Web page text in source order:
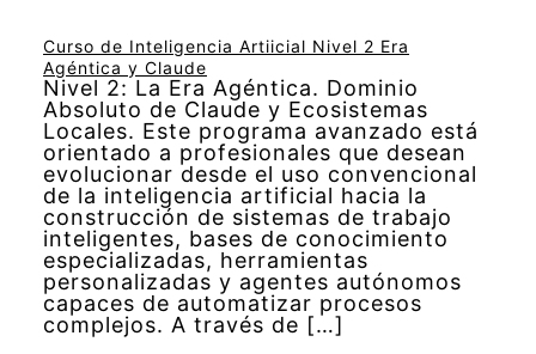
Curso de Inteligencia Artiicial Nivel 2 Era
Agéntica y Claude
Nivel 2: La Era Agéntica. Dominio
Absoluto de Claude y Ecosistemas
Locales. Este programa avanzado está
orientado a profesionales que desean
evolucionar desde el uso convencional
de la inteligencia artificial hacia la
construcción de sistemas de trabajo
inteligentes, bases de conocimiento
especializadas, herramientas
personalizadas y agentes autónomos
capaces de automatizar procesos
complejos. A través de […]